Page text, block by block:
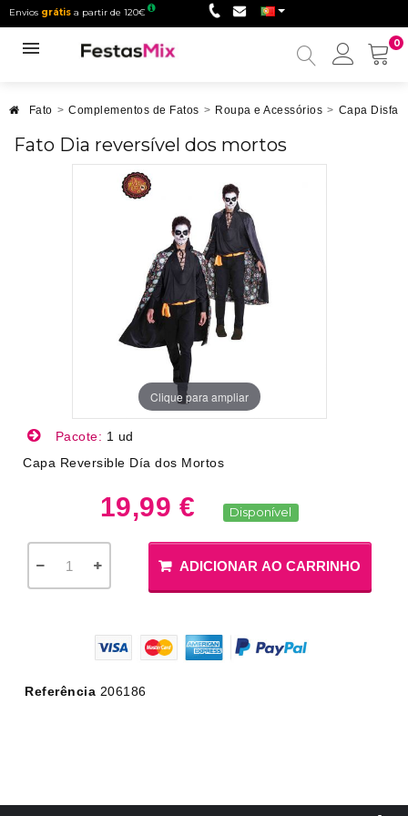
Envios grátis a partir de 120€
0
Minha
Fato > Complementos de Fatos > Roupa e Acessórios > Capa
Fato Dia reversível dos mortos
Clique para ampliar
Pacote: 1 ud
Capa Reversible Día dos Mortos
19,99 € Disponível
ADICIONAR AO CARRINHO
Referência 206186